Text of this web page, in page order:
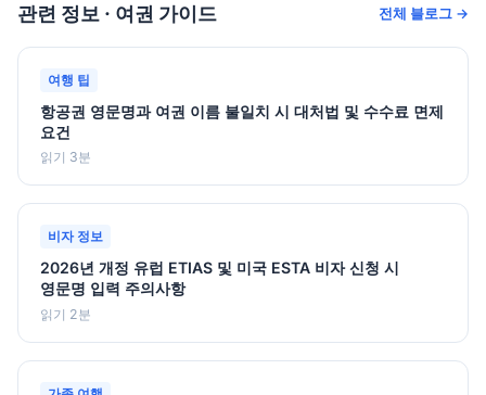
관련 정보 · 여권 가이드 전체 블로그 →
여행 팁
항공권 영문명과 여권 이름 불일치 시 대처법 및 수수료 면제
요건
읽기 3분
비자 정보
2026년 개정 유럽 ETIAS 및 미국 ESTA 비자 신청 시
영문명 입력 주의사항
읽기 2분